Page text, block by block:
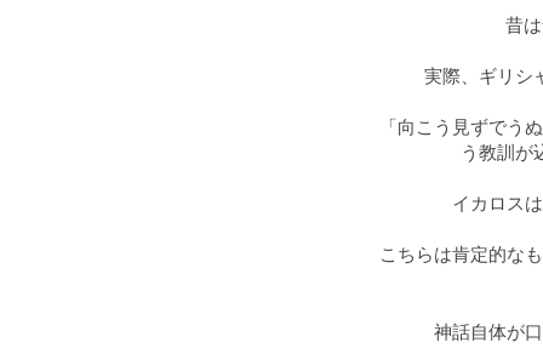
昔
実際、ギリシ
「向こう見ずでう
う教訓が
イカロス
こちらは肯定的な
神話自体が